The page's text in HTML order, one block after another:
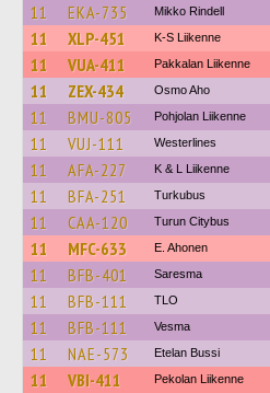
11 EKA-735 Mikko Rindell
11 XLP-451 K-S Liikenne
11 VUA-411 Pakkalan Liikenne
11 ZEX-434 Osmo Aho
11 BMU-805 Pohjolan Liikenne
11 VUJ-111 Westerlines
11 AFA-227 K & L Liikenne
11 BFA-251 Turkubus
11 CAA-120 Turun Citybus
11 MFC-633 E. Ahonen
11 BFB-401 Saresma
11 BFB-111 TLO
11 BFB-111 Vesma
11 NAE-573 Etelan Bussi
11 VBI-411 Pekolan Liikenne